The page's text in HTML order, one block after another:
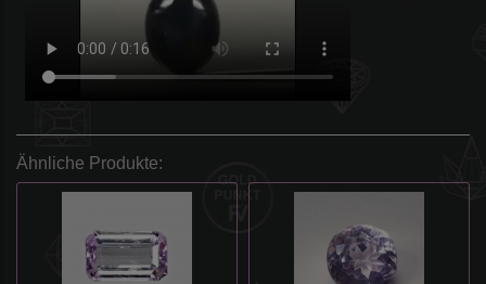
Ähnliche Produkte: